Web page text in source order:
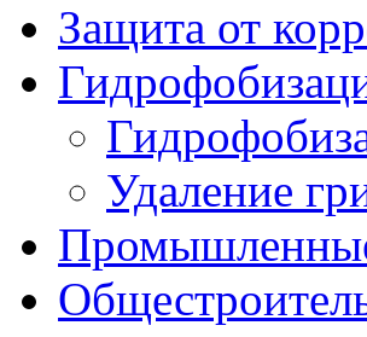
Защита от
Удаление